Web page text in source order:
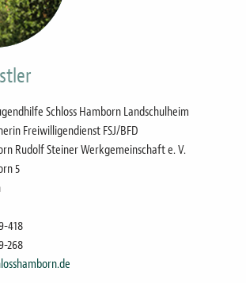
Schloss Hamborn Landschulheim
Freiwilligendienst FSJ/BFD
Rudolf Steiner Werkgemeinschaft e. V.
5
418
268